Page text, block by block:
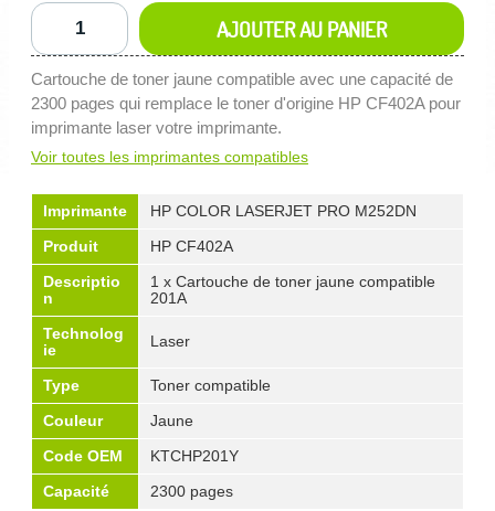
AJOUTER AU PANIER
Cartouche de toner jaune compatible avec une capacité de
2300 pages qui remplace le toner d'origine HP CF402A pour
imprimante laser votre imprimante.
Voir toutes les imprimantes compatibles
Imprimante
HP COLOR LASERJET PRO M252DN
Produit
HP CF402A
Descriptio
n
1 x Cartouche de toner jaune compatible
201A
Technolog
ie
Laser
Type
Toner compatible
Couleur
Jaune
Code OEM
KTCHP201Y
Capacité
2300 pages